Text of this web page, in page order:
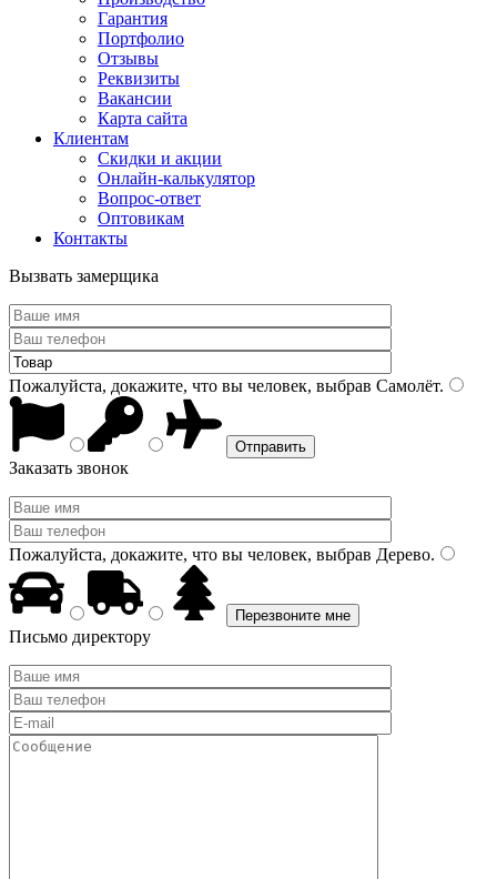
Гарантия
Портфолио
Отзывы
Реквизиты
Вакансии
Карта сайта
Клиентам
Скидки и акции
Онлайн-калькулятор
Вопрос-ответ
Оптовикам
Контакты
Вызвать замерщика
Пожалуйста, докажите, что вы человек, выбрав Самолёт.
Заказать звонок
Пожалуйста, докажите, что вы человек, выбрав Дерево.
Письмо директору